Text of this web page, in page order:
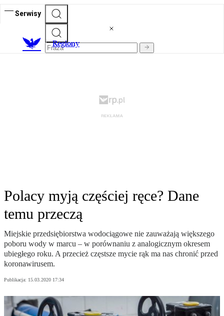
Serwisy
Regiony
Polacy myją częściej ręce? Dane
temu przeczą
Miejskie przedsiębiorstwa wodociągowe nie zauważają większego
poboru wody w marcu – w porównaniu z analogicznym okresem
ubiegłego roku. A przecież częstsze mycie rąk ma nas chronić przed
koronawirusem.
Publikacja: 15.03.2020 17:34